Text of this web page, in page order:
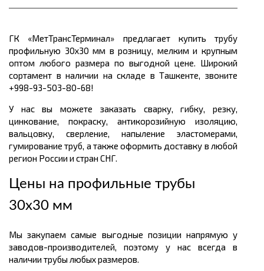
ГК «МетТрансТерминал» предлагает купить трубу
профильную 30х30 мм в розницу, мелким и крупным
оптом любого размера по выгодной цене. Широкий
сортамент в наличии на складе в Ташкенте, звоните
+998-93-503-80-68!
У нас вы можете заказать сварку, гибку, резку,
цинкование, покраску, антикорозийную изоляцию,
вальцовку, сверление, напыление эластомерами,
гумирование труб, а также оформить доставку в любой
регион России и стран СНГ.
Цены на профильные трубы
30х30 мм
Мы закупаем самые выгодные позиции напрямую у
заводов-производителей, поэтому у нас всегда в
наличии трубы любых размеров.